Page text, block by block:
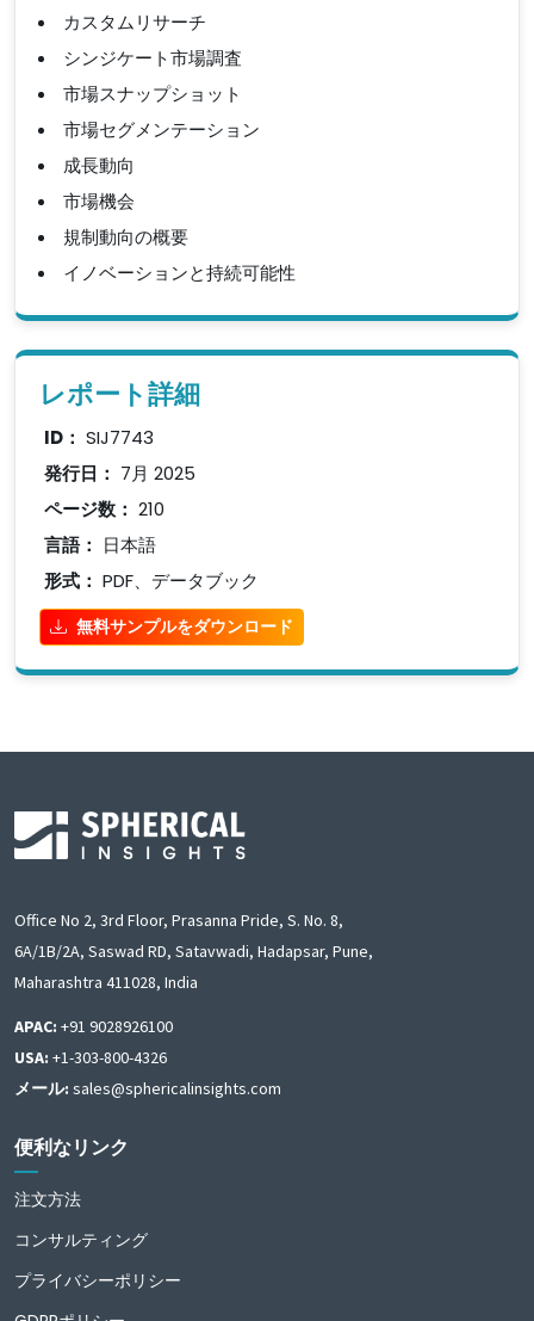
カスタムリサーチ
シンジケート市場調査
市場スナップショット
市場セグメンテーション
成長動向
市場機会
規制動向の概要
イノベーションと持続可能性
レポート詳細
ID： SIJ7743
発行日： 7月 2025
ページ数： 210
言語： 日本語
形式： PDF、データブック
無料サンプルをダウンロード
Office No 2, 3rd Floor, Prasanna Pride, S. No. 8,
6A/1B/2A, Saswad RD, Satavwadi, Hadapsar, Pune,
Maharashtra 411028, India
APAC: +91 9028926100
USA: +1-303-800-4326
メール: sales@sphericalinsights.com
便利なリンク
注文方法
コンサルティング
プライバシーポリシー